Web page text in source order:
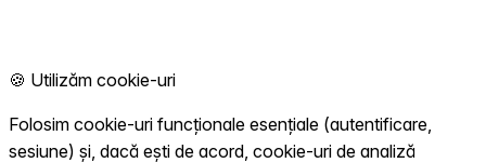
🍪 Utilizăm cookie-uri
Folosim cookie-uri funcționale esențiale (autentificare,
sesiune) și, dacă ești de acord, cookie-uri de analiză